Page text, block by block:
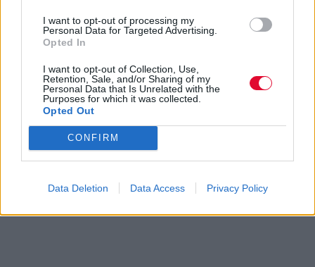
I want to opt-out of processing my
Personal Data for Targeted Advertising.
Opted In
I want to opt-out of Collection, Use,
Retention, Sale, and/or Sharing of my
Personal Data that Is Unrelated with the
Purposes for which it was collected.
Opted Out
CONFIRM
Data Deletion Data Access Privacy Policy